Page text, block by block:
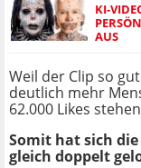
KI-
AUS
Weil der Clip so
deutlich mehr
62.000 Likes
Somit hat sich
gleich doppelt